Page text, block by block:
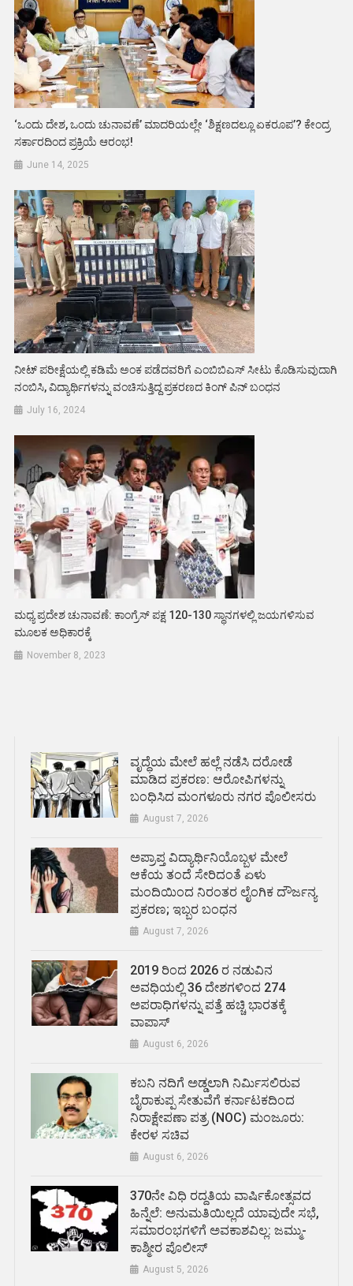
‘ಒಂದು ದೇಶ, ಒಂದು ಚುನಾವಣೆ’ ಮಾದರಿಯಲ್ಲೇ ‘ಶಿಕ್ಷಣದಲ್ಲೂ ಏಕರೂಪ’? ಕೇಂದ್ರ
ಸರ್ಕಾರದಿಂದ ಪ್ರಕ್ರಿಯೆ ಆರಂಭ!
June 14, 2025
ನೀಟ್ ಪರೀಕ್ಷೆಯಲ್ಲಿ ಕಡಿಮೆ ಅಂಕ ಪಡೆದವರಿಗೆ ಎಂಬಿಬಿಎಸ್ ಸೀಟು ಕೊಡಿಸುವುದಾಗಿ
ನಂಬಿಸಿ, ವಿದ್ಯಾರ್ಥಿಗಳನ್ನು ವಂಚಿಸುತ್ತಿದ್ದ ಪ್ರಕರಣದ ಕಿಂಗ್ ಪಿನ್ ಬಂಧನ
July 16, 2024
ಮಧ್ಯ ಪ್ರದೇಶ ಚುನಾವಣೆ: ಕಾಂಗ್ರೆಸ್ ಪಕ್ಷ 120-130 ಸ್ಥಾನಗಳಲ್ಲಿ ಜಯಗಳಿಸುವ
ಮೂಲಕ ಅಧಿಕಾರಕ್ಕೆ
November 8, 2023
ವೃದ್ಧೆಯ ಮೇಲೆ ಹಲ್ಲೆ ನಡೆಸಿ ದರೋಡೆ
ಮಾಡಿದ ಪ್ರಕರಣ: ಆರೋಪಿಗಳನ್ನು
ಬಂಧಿಸಿದ ಮಂಗಳೂರು ನಗರ ಪೊಲೀಸರು
August 7, 2026
ಅಪ್ರಾಪ್ತ ವಿದ್ಯಾರ್ಥಿನಿಯೊಬ್ಬಳ ಮೇಲೆ
ಆಕೆಯ ತಂದೆ ಸೇರಿದಂತೆ ಏಳು
ಮಂದಿಯಿಂದ ನಿರಂತರ ಲೈಂಗಿಕ ದೌರ್ಜನ್ಯ
ಪ್ರಕರಣ; ಇಬ್ಬರ ಬಂಧನ
August 7, 2026
2019 ರಿಂದ 2026 ರ ನಡುವಿನ
ಅವಧಿಯಲ್ಲಿ 36 ದೇಶಗಳಿಂದ 274
ಅಪರಾಧಿಗಳನ್ನು ಪತ್ತೆ ಹಚ್ಚಿ ಭಾರತಕ್ಕೆ
ವಾಪಾಸ್
August 6, 2026
ಕಬನಿ ನದಿಗೆ ಅಡ್ಡಲಾಗಿ ನಿರ್ಮಿಸಲಿರುವ
ಬೈರಾಕುಪ್ಪ ಸೇತುವೆಗೆ ಕರ್ನಾಟಕದಿಂದ
ನಿರಾಕ್ಷೇಪಣಾ ಪತ್ರ (NOC) ಮಂಜೂರು:
ಕೇರಳ ಸಚಿವ
August 6, 2026
370ನೇ ವಿಧಿ ರದ್ದತಿಯ ವಾರ್ಷಿಕೋತ್ಸವದ
ಹಿನ್ನೆಲೆ: ಅನುಮತಿಯಿಲ್ಲದೆ ಯಾವುದೇ ಸಭೆ,
ಸಮಾರಂಭಗಳಿಗೆ ಅವಕಾಶವಿಲ್ಲ: ಜಮ್ಮು-
ಕಾಶ್ಮೀರ ಪೊಲೀಸ್
August 5, 2026